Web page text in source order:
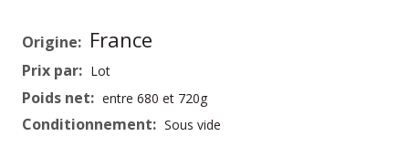
d’informationFrance
Lot
entre 680 et 720g
Sous vide